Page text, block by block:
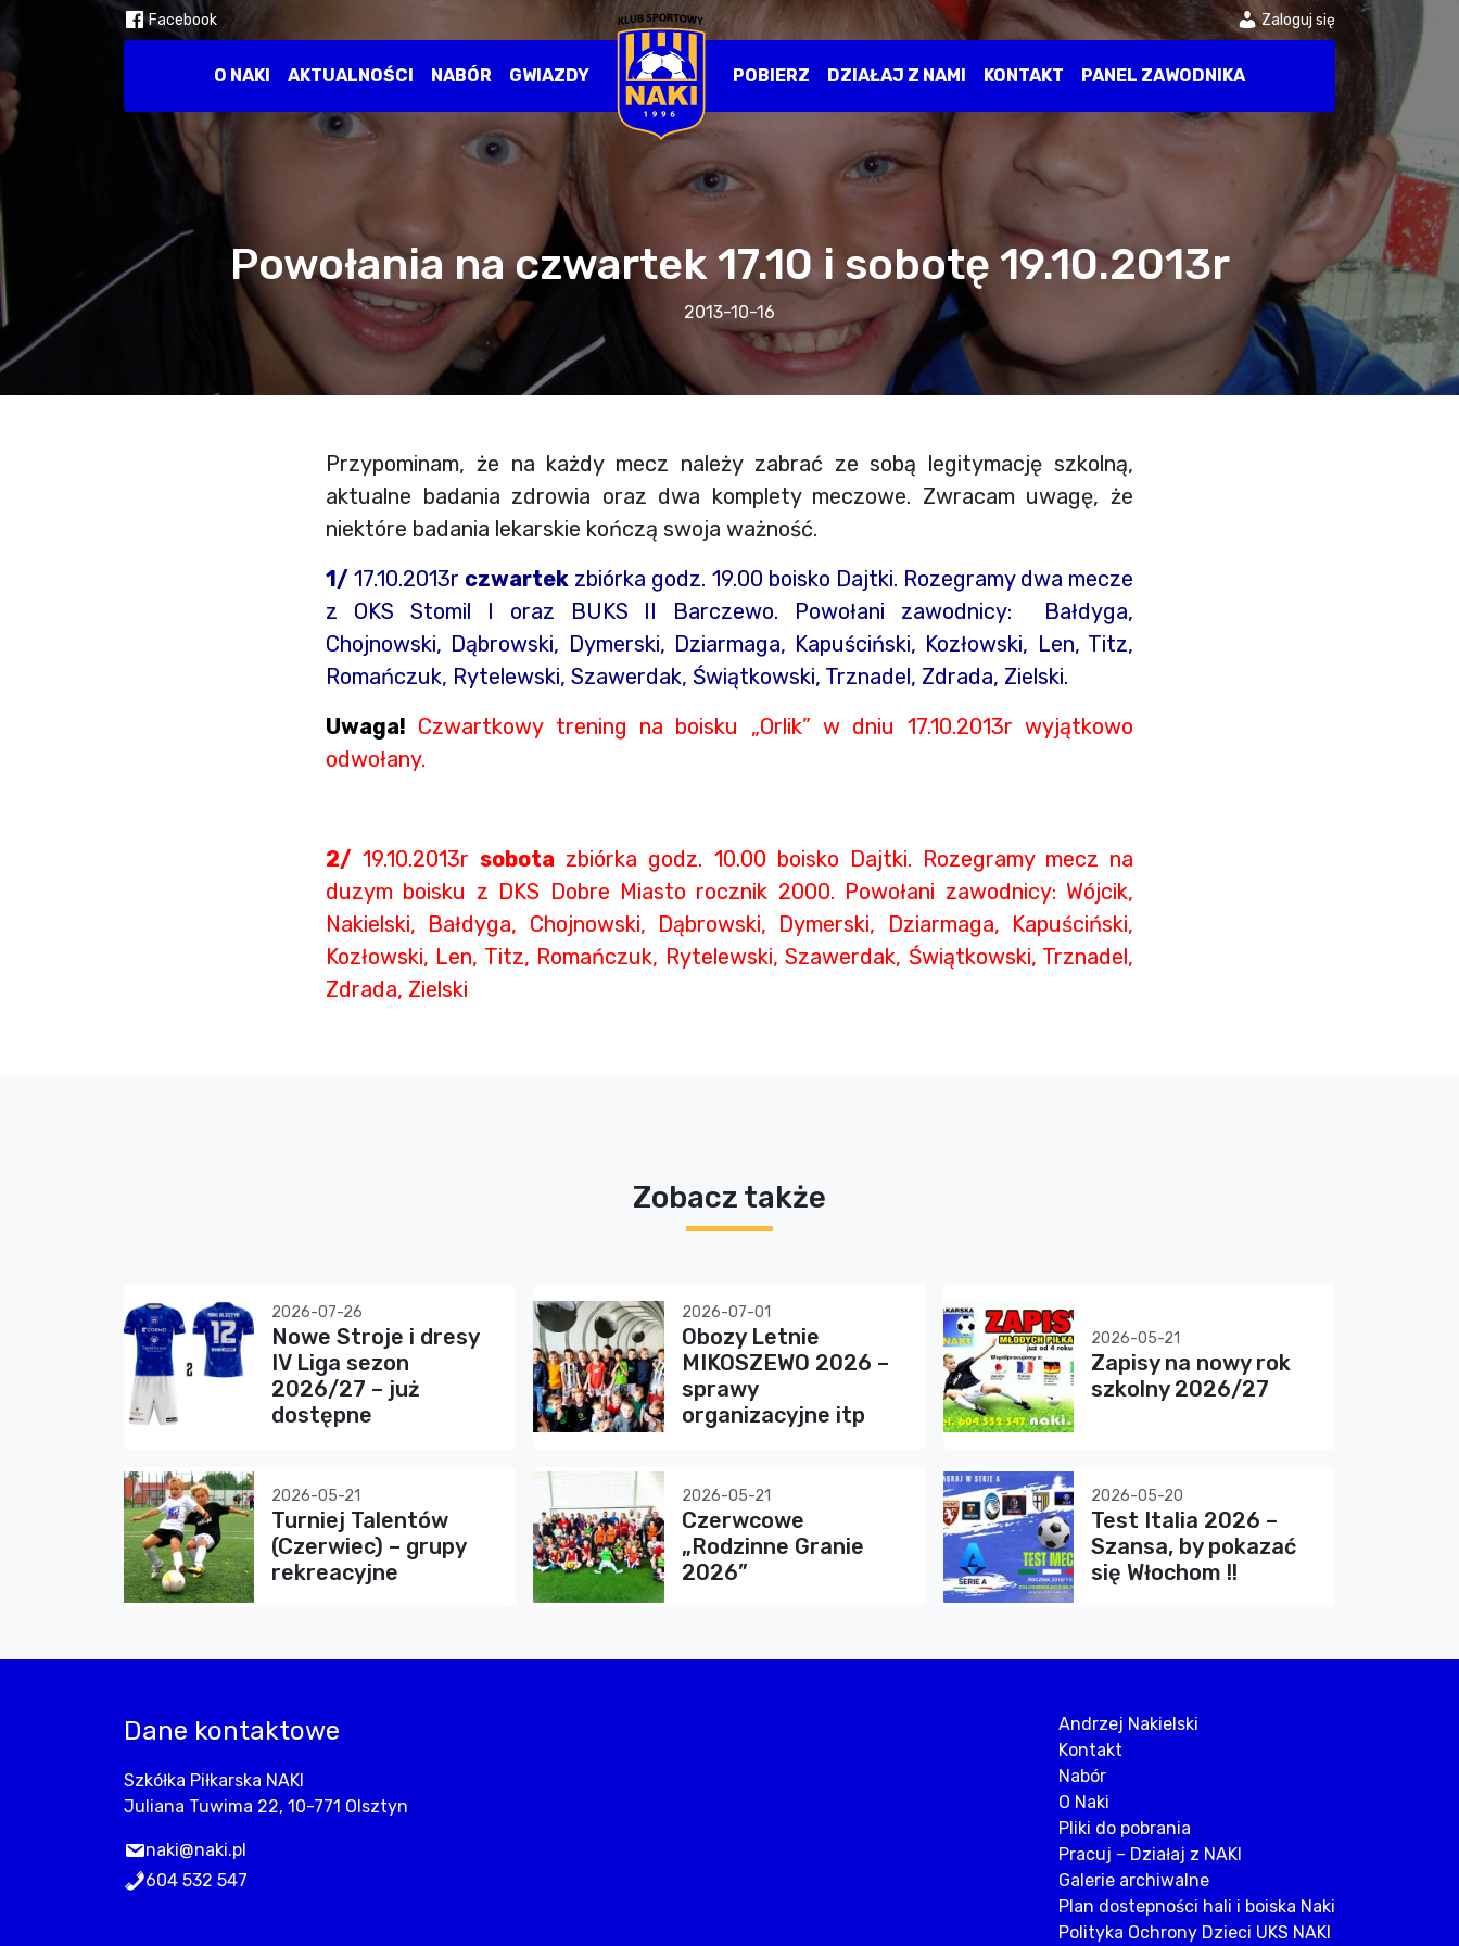
Facebook Zaloguj się
O NAKI AKTUALNOŚCI NABÓR GWIAZDY POBIERZ DZIAŁAJ Z NAMI KONTAKT PANEL ZAWODNIKA
Powołania na czwartek 17.10 i sobotę 19.10.2013r
2013-10-16
Przypominam, że na każdy mecz należy zabrać ze sobą legitymację szkolną,
aktualne badania zdrowia oraz dwa komplety meczowe. Zwracam uwagę, że
niektóre badania lekarskie kończą swoja ważność.
1/ 17.10.2013r czwartek zbiórka godz. 19.00 boisko Dajtki. Rozegramy dwa mecze
z OKS Stomil I oraz BUKS II Barczewo. Powołani zawodnicy: Bałdyga,
Chojnowski, Dąbrowski, Dymerski, Dziarmaga, Kapuściński, Kozłowski, Len, Titz,
Romańczuk, Rytelewski, Szawerdak, Świątkowski, Trznadel, Zdrada, Zielski.
Uwaga! Czwartkowy trening na boisku „Orlik” w dniu 17.10.2013r wyjątkowo
odwołany.
2/ 19.10.2013rsobota zbiórka godz. 10.00 boisko Dajtki. Rozegramy mecz na
duzym boisku z DKS Dobre Miasto rocznik 2000. Powołani zawodnicy: Wójcik,
Nakielski, Bałdyga, Chojnowski, Dąbrowski, Dymerski, Dziarmaga, Kapuściński,
Kozłowski, Len, Titz, Romańczuk, Rytelewski, Szawerdak, Świątkowski, Trznadel,
Zdrada, Zielski
Zobacz także
2026-07-26
Nowe Stroje i dresy
IV Liga sezon
2026/27 – już
dostępne
2026-07-01
Obozy Letnie
MIKOSZEWO 2026 –
sprawy
organizacyjne itp
2026-05-21
Zapisy na nowy rok
szkolny 2026/27
2026-05-21
Turniej Talentów
(Czerwiec) – grupy
rekreacyjne
2026-05-21
Czerwcowe
„Rodzinne Granie
2026”
2026-05-20
Test Italia 2026 –
Szansa, by pokazać
się Włochom !!
Dane kontaktowe
Szkółka Piłkarska NAKI
Juliana Tuwima 22, 10-771 Olsztyn
naki@naki.pl
604 532 547
Andrzej Nakielski
Kontakt
Nabór
O Naki
Pliki do pobrania
Pracuj – Działaj z NAKI
Galerie archiwalne
Plan dostepności hali i boiska Naki
Polityka Ochrony Dzieci UKS NAKI